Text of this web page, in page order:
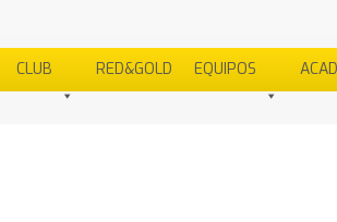
CLUB RED&GOLD EQUIPOS